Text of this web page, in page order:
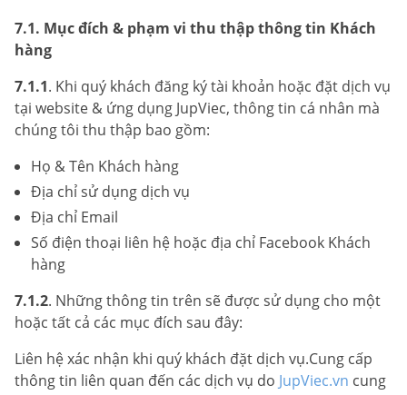
7.1. Mục đích & phạm vi thu thập thông tin Khách
hàng
7.1.1. Khi quý khách đăng ký tài khoản hoặc đặt dịch vụ
tại website & ứng dụng JupViec, thông tin cá nhân mà
chúng tôi thu thập bao gồm:
Họ & Tên Khách hàng
Địa chỉ sử dụng dịch vụ
Địa chỉ Email
Số điện thoại liên hệ hoặc địa chỉ Facebook Khách
hàng
7.1.2. Những thông tin trên sẽ được sử dụng cho một
hoặc tất cả các mục đích sau đây:
Liên hệ xác nhận khi quý khách đặt dịch vụ.Cung cấp
thông tin liên quan đến các dịch vụ do JupViec.vn cung